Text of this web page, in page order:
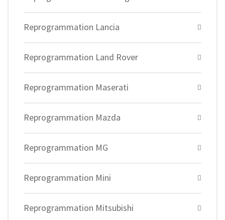
Reprogrammation Lancia
Reprogrammation Land Rover
Reprogrammation Maserati
Reprogrammation Mazda
Reprogrammation MG
Reprogrammation Mini
Reprogrammation Mitsubishi